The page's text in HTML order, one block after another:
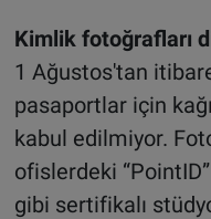
Kimlik fotoğrafları
1 Ağustos'tan
pasaportlar için
kabul edilmiyor.
ofislerdeki
gibi sertifikalı